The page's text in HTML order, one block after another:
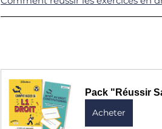
Pack "Réussir
Acheter